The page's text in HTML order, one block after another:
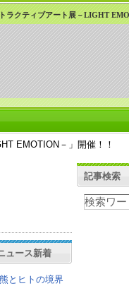
クティブアート展－LIGHT
EMOTION－」開催！！
ュース新着
熊とヒトの境界
記事検索